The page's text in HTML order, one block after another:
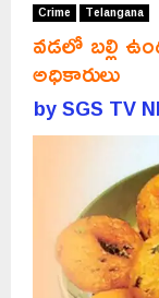
Crime Telangana
వడలో బల్లి
అధికారులు
bySGS TV